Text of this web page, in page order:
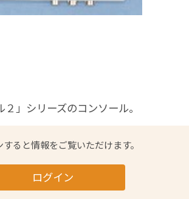
」シリーズのコンソール。
すると情報をご覧いただけます。
ログイン